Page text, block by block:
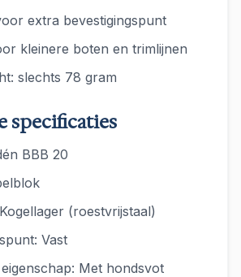
extra bevestigingspunt
kleinere boten en trimlijnen
slechts 78 gram
specificaties
BBB 20
(roestvrijstaal)
Vast
Met hondsvot